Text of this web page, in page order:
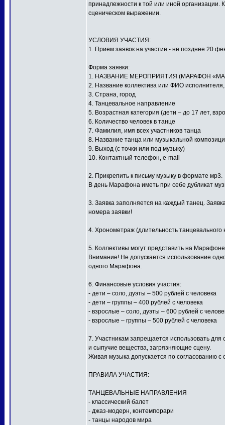
принадлежности к той или иной организации.
сценическом выражении.
УСЛОВИЯ УЧАСТИЯ:
1. Прием заявок на участие - не позднее 20
Форма заявки:
1. НАЗВАНИЕ МЕРОПРИЯТИЯ (МАРАФОН
2. Название коллектива или ФИО
3. Страна, город
4. Танцевальное направление
5. Возрастная категория (дети – до 17 лет,
6. Количество человек в танце
7. Фамилия, имя всех участников танца
8. Название танца или музыкальной
9. Выход (с точки или под музыку)
10. Контактный телефон, e-mail
2. Прикрепить к письму музыку в формате мр3.
В день Марафона иметь при себе дубликат
3. Заявка заполняется на каждый танец.
номера заявки!
4. Хронометраж (длительность танцевального
5. Коллективы могут представить на
Внимание! Не допускается использование
одного Марафона.
6. Финансовые условия участия:
- дети – соло, дуэты – 500 рублей с человека
- дети – группы – 400 рублей с человека
- взрослые – соло, дуэты – 600 рублей с
- взрослые – группы – 500 рублей с человека
7. Участникам запрещается использовать
и сыпучие вещества, загрязняющие сцену.
Живая музыка допускается по согласованию
ПРАВИЛА УЧАСТИЯ:
ТАНЦЕВАЛЬНЫЕ НАПРАВЛЕНИЯ
- классический балет
- джаз-модерн, контемпорари
- танцы народов мира